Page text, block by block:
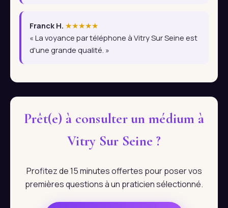
Franck H. ★★★★★
« La voyance par téléphone à Vitry Sur Seine est
d'une grande qualité. »
Prêt(e) à consulter un médium à
Vitry Sur Seine ?
Profitez de 15 minutes offertes pour poser vos
premières questions à un praticien sélectionné.